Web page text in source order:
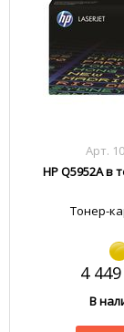
Арт.
HP Q5952A в
Тонер-
4
В